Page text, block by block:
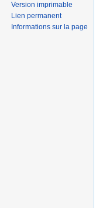
Version imprimable
Lien permanent
Informations sur la page